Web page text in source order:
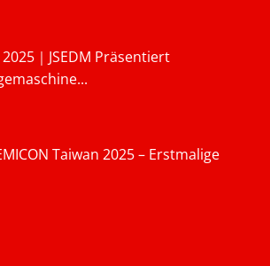
｜JSEDM Präsentiert
Taiwan 2025 – Erstmalige